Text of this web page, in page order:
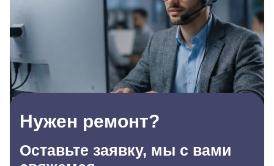
Нужен ремонт?
Оставьте заявку, мы с вами